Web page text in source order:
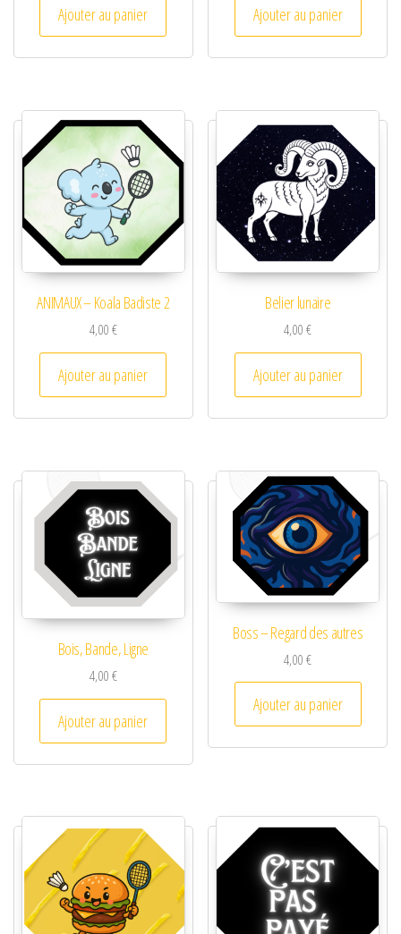
Ajouter au panier Ajouter au panier
ANIMAUX – Koala Badiste 2
4,00€
Ajouter au panier
Belier lunaire
4,00€
Ajouter au panier
Bois, Bande, Ligne
4,00€
Ajouter au panier
Boss – Regard des autres
4,00€
Ajouter au panier